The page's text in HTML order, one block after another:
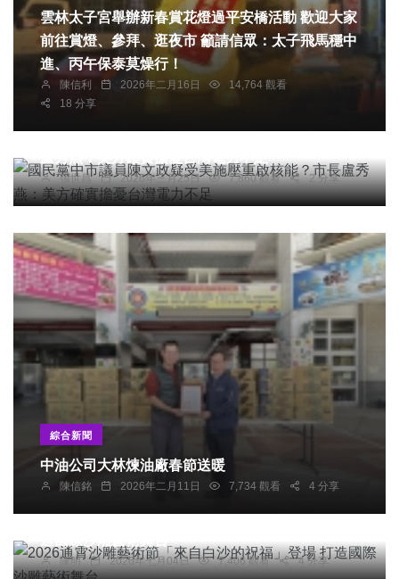
雲林太子宮舉辦新春賞花燈過平安橋活動 歡迎大家
前往賞燈、參拜、逛夜市 籲請信眾：太子飛馬穩中
進、丙午保泰莫燥行！
陳信利 2026年二月16日
14,764 觀看
18 分享
社會
國民黨中市議員陳文政疑受美施壓重啟核能？市長
張世昌 2026年三月25日 7,860 觀看 2 分享
綜合新聞
中油公司大林煉油廠春節送暖
陳信銘 2026年二月11日 7,734 觀看 4 分享
社會 宗教 綜合新聞 旅遊
2026通霄沙雕藝術節「來自白沙的祝福」登場 打
陳明 2026年七月04日 7,406 觀看 4 分享